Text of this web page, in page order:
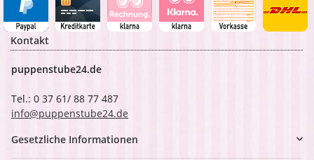
Kontakt
puppenstube24.de
Tel.: 0 37 61/ 88 77 487
info@puppenstube24.de
Gesetzliche Informationen